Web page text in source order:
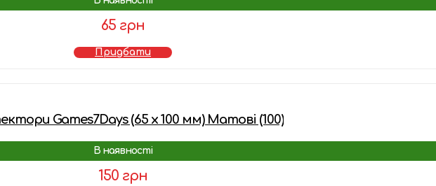
65 грн
Придбати
Games7Days (65 х 100 мм) Матові (100)
В наявності
150 грн